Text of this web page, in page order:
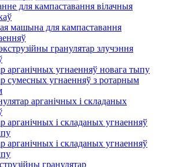
для кампаставання вілачныя
машына для кампаставання
гранулятар злучэння
арганічных угнаенняў новага тыпу
сумесных угнаенняў з ротарным
арганічных і складаных
арганічных і складаных угнаенняў
арганічных і складаных угнаенняў
гранулятар